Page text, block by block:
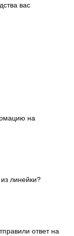
вас
на
линейки?
ответ на